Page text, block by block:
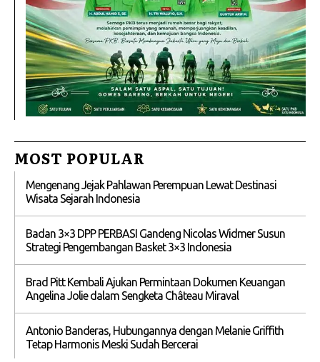
MOST POPULAR
Mengenang Jejak Pahlawan Perempuan Lewat Destinasi
Wisata Sejarah Indonesia
Badan 3×3 DPP PERBASI Gandeng Nicolas Widmer Susun
Strategi Pengembangan Basket 3×3 Indonesia
Brad Pitt Kembali Ajukan Permintaan Dokumen Keuangan
Angelina Jolie dalam Sengketa Château Miraval
Antonio Banderas, Hubungannya dengan Melanie Griffith
Tetap Harmonis Meski Sudah Bercerai